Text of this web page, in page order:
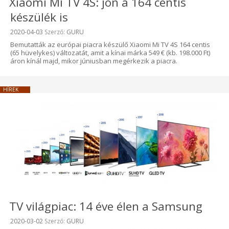
készülék is
Beküldve:
2020-04-03 Szerző: GURU
Bemutatták az európai piacra készülő Xiaomi Mi TV 4S 164 centis
(65 hüvelykes) változatát, amit a kínai márka 549 € (kb. 198.000 Ft)
áron kínál majd, mikor júniusban megérkezik a piacra.
HÍREK
TV világpiac: 14 éve élen a Samsung
Beküldve:
2020-03-02 Szerző: GURU